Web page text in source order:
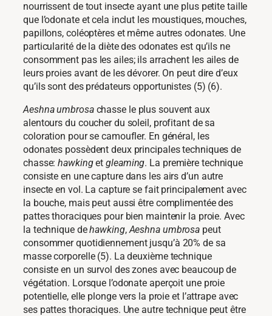
nourrissent de tout insecte ayant une plus petite taille
que l’odonate et cela inclut les moustiques, mouches,
papillons, coléoptères et même autres odonates. Une
particularité de la diète des odonates est qu’ils ne
consomment pas les ailes; ils arrachent les ailes de
leurs proies avant de les dévorer. On peut dire d’eux
qu’ils sont des prédateurs opportunistes (5) (6).
Aeshna umbrosachasse le plus souvent aux
alentours du coucher du soleil, profitant de sa
coloration pour se camoufler. En général, les
odonates possèdent deux principales techniques de
chasse:hawkingetgleaming. La première technique
consiste en une capture dans les airs d’un autre
insecte en vol. La capture se fait principalement avec
la bouche, mais peut aussi être complimentée des
pattes thoraciques pour bien maintenir la proie. Avec
la technique dehawking,Aeshna umbrosa peut
consommer quotidiennement jusqu’à 20% de sa
masse corporelle (5). La deuxième technique
consiste en un survol des zones avec beaucoup de
végétation. Lorsque l’odonate aperçoit une proie
potentielle, elle plonge vers la proie et l’attrape avec
ses pattes thoraciques. Une autre technique peut être